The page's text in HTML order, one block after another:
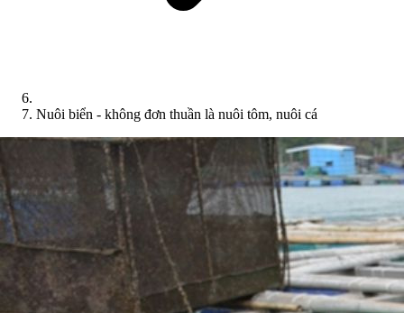
Nuôi biển - không đơn thuần là nuôi tôm, nuôi cá